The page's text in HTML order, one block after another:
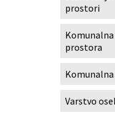
prostori
prostora
Varstvo